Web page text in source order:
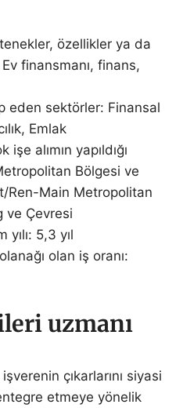
özellikler ya da
finansmanı, finans,
eden sektörler: Finansal
Emlak
alımın yapıldığı
Bölgesi ve
Ren-Main Metropolitan
ve Çevresi
5,3 yıl
olan iş oranı:
uzmanı
çıkarlarını siyasi
etmeye yönelik